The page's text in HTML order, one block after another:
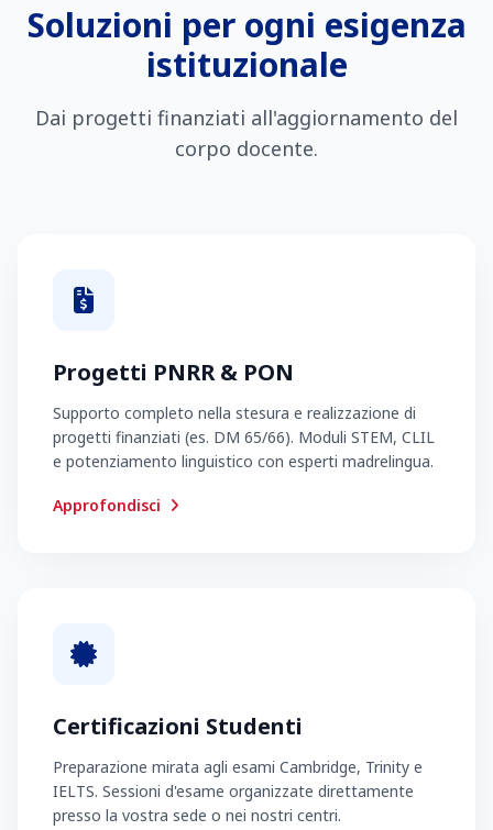
Soluzioni per ogni esigenza
istituzionale
Dai progetti finanziati all'aggiornamento del
corpo docente.
Progetti PNRR & PON
Supporto completo nella stesura e realizzazione di
progetti finanziati (es. DM 65/66). Moduli STEM, CLIL
e potenziamento linguistico con esperti madrelingua.
Approfondisci
Certificazioni Studenti
Preparazione mirata agli esami Cambridge, Trinity e
IELTS. Sessioni d'esame organizzate direttamente
presso la vostra sede o nei nostri centri.